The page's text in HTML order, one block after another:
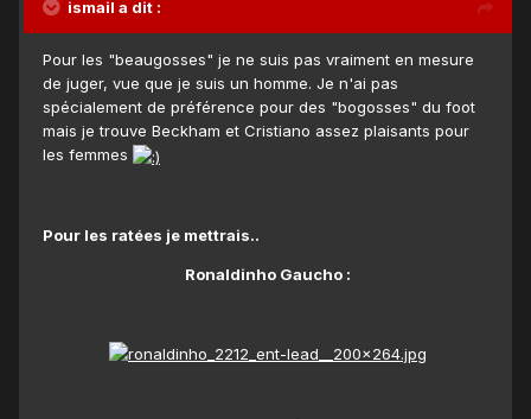
ismail a dit :
Pour les "beaugosses" je ne suis pas vraiment en mesure
de juger, vue que je suis un homme. Je n'ai pas
spécialement de préférence pour des "bogosses" du foot
mais je trouve Beckham et Cristiano assez plaisants pour
les femmes
Pour les ratées je mettrais..
Ronaldinho Gaucho :